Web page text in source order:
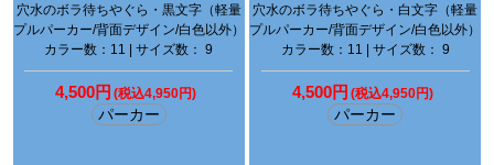
穴水のボラ待ちやぐら・黒文字（軽量
プルパーカー/背面デザイン/白色以外）
カラー数：11 | サイズ数： 9
4,500円 (税込4,950円)
パーカー
穴水のボラ待ちやぐら・白文字（軽量
プルパーカー/背面デザイン/白色以外）
カラー数：11 | サイズ数： 9
4,500円 (税込4,950円)
パーカー